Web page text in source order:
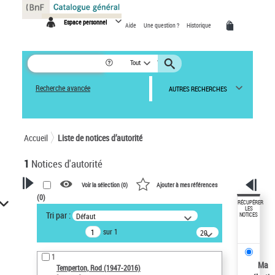
Espace personnel Aide Une question ? Historique
Tout
Recherche avancée AUTRES RECHERCHES
Accueil Liste de notices d’autorité
1 Notices d'autorité
VOTRE RECHERCHE
Recherche avancée dans les
notices d’autorité
Œuvres liées à l'auteur :
Temperton, Rod (1947-2016)
Voir la sélection (0) Ajouter à mes références
(0)
Tri par : Défaut
sur 1
20
résultats/page
1
Temperton, Rod (1947-2016)
RÉCUPÉRER
LES
NOTICES
Ma
Panneau de gestion des cookies